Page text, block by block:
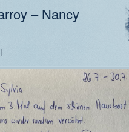
– Nancy